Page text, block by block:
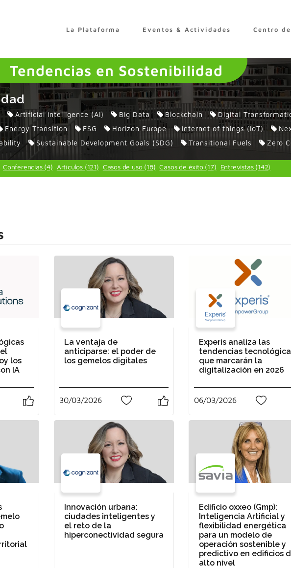
La Plataforma Eventos & Actividades Centro
Tendencias en Sostenibilidad
Artificial intelligence (AI) Big Data Blockchain
Digital
Energy Transition ESG Horizon Europe Internet of things (IoT)
Sustainable Development Goals (SDG) Transitional Fuels Zero
Conferencias (4) Artículos (121) Casos de uso (18) Casos de éxito (17) Entrevistas (142)
los
IA
La ventaja de
anticiparse: el poder de
los gemelos digitales
30/03/2026
Experis analiza las
tendencias
que marcarán la
digitalización en 2026
06/03/2026
Innovación urbana:
ciudades inteligentes y
el reto de la
hiperconectividad segura
Edificio oxxeo (Gmp):
Inteligencia Artificial y
flexibilidad energética
para un modelo de
operación sostenible y
predictivo en edificios
alto nivel